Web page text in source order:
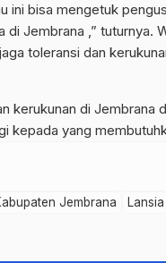
ini bisa mengetuk
di Jembrana ,” tuturnya.
toleransi dan
kerukunan di Jembrana
kepada yang
Jembrana Lansia